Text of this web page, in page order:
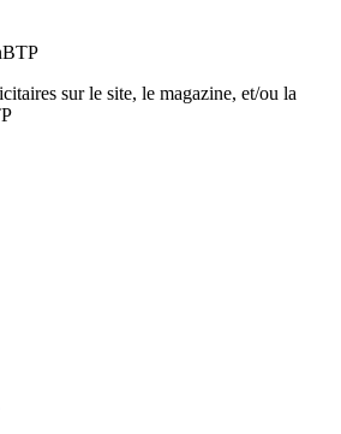
sur le site, le magazine, et/ou la